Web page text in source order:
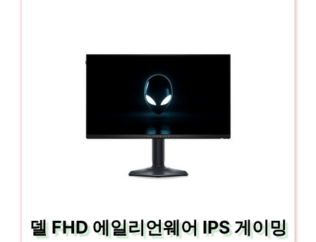
델 FHD 에일리언웨어 IPS 게이밍